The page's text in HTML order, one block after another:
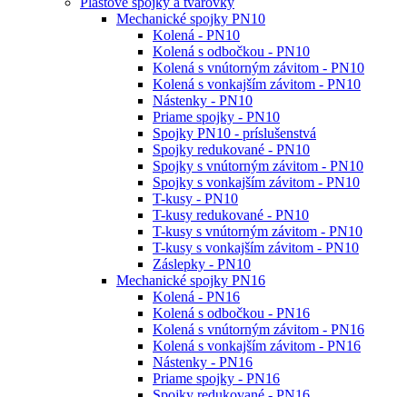
Mechanické spojky PN10
Kolená - PN10
Kolená s odbočkou - PN10
Kolená s vnútorným závitom - PN10
Kolená s vonkajším závitom - PN10
Nástenky - PN10
Priame spojky - PN10
Spojky PN10 - príslušenstvá
Spojky redukované - PN10
Spojky s vnútorným závitom - PN10
Spojky s vonkajším závitom - PN10
T-kusy - PN10
T-kusy redukované - PN10
T-kusy s vnútorným závitom - PN10
T-kusy s vonkajším závitom - PN10
Záslepky - PN10
Mechanické spojky PN16
Kolená - PN16
Kolená s odbočkou - PN16
Kolená s vnútorným závitom - PN16
Kolená s vonkajším závitom - PN16
Nástenky - PN16
Priame spojky - PN16